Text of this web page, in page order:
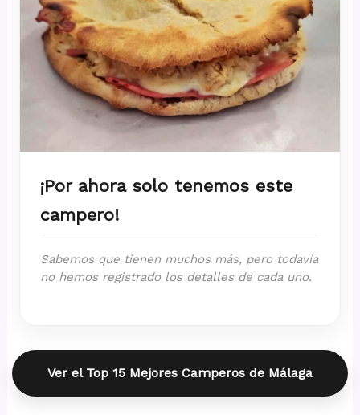
¡Por ahora solo tenemos este
campero!
Sabemos que tienen muchos más, pero todavía
no hemos registrado los detalles de cada uno.
Ver el Top 15 Mejores Camperos de Málaga